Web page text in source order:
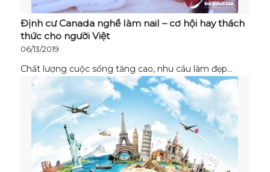
Định cư Canada nghề làm nail – cơ hội hay thách
thức cho người Việt
06/13/2019
Chất lượng cuộc sống tăng cao, nhu cầu làm đẹp…